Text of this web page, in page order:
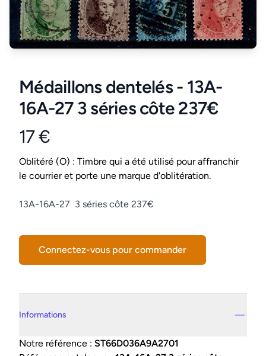
Médaillons dentelés - 13A-
16A-27 3 séries côte 237€
Product information
17 €
Conditions
Oblitéré (O) : Timbre qui a été utilisé pour affranchir
le courrier et porte une marque d'oblitération.
Description
13A-16A-27 3 séries côte 237€
Connectez-vous pour commander
Informations
Notre référence : ST66D036A9A2701